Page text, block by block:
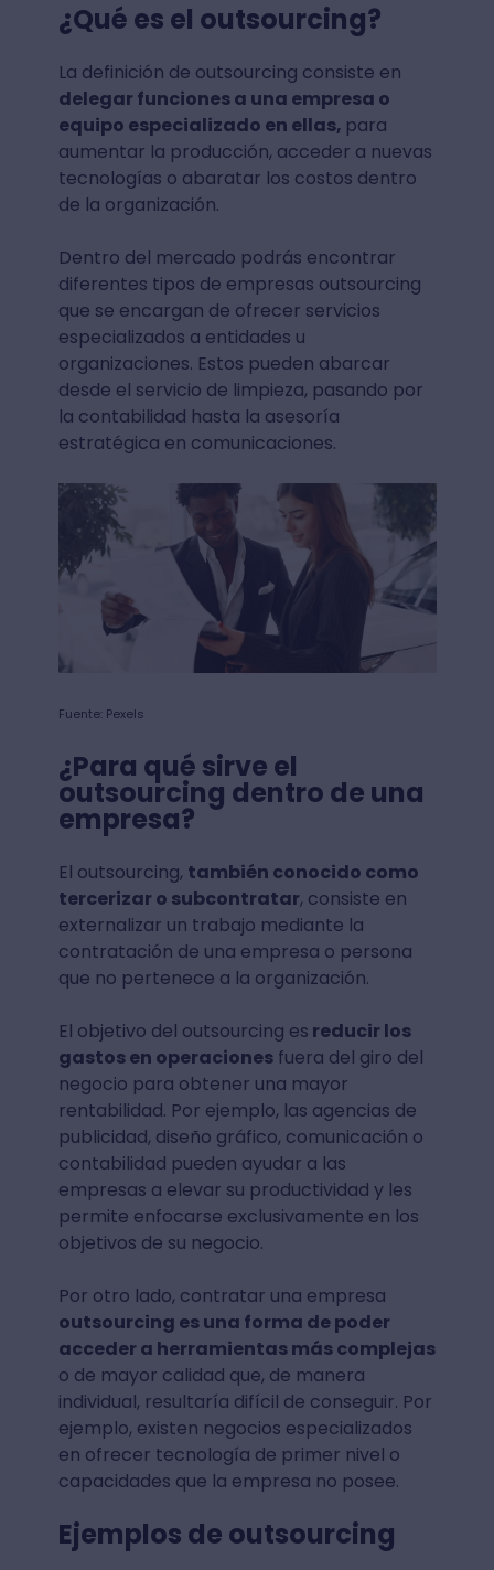
¿Qué es el outsourcing?
La definición de outsourcing consiste en
delegar funciones a una empresa o
equipo especializado en ellas, para
aumentar la producción, acceder a nuevas
tecnologías o abaratar los costos dentro
de la organización.
Dentro del mercado podrás encontrar
diferentes tipos de empresas outsourcing
que se encargan de ofrecer servicios
especializados a entidades u
organizaciones. Estos pueden abarcar
desde el servicio de limpieza, pasando por
la contabilidad hasta la asesoría
estratégica en comunicaciones.
Fuente: Pexels
¿Para qué sirve el
outsourcing dentro de una
empresa?
El outsourcing, también conocido como
tercerizar o subcontratar, consiste en
externalizar un trabajo mediante la
contratación de una empresa o persona
que no pertenece a la organización.
El objetivo del outsourcing es reducir los
gastos en operacionesfuera del giro del
negocio para obtener una mayor
rentabilidad. Por ejemplo, las agencias de
publicidad, diseño gráfico, comunicación o
contabilidad pueden ayudar a las
empresas a elevar su productividad y les
permite enfocarse exclusivamente en los
objetivos de su negocio.
Por otro lado, contratar una empresa
outsourcing es una forma de poder
acceder a herramientas más complejas
o de mayor calidad que, de manera
individual, resultaría difícil de conseguir. Por
ejemplo, existen negocios especializados
en ofrecer tecnología de primer nivel o
capacidades que la empresa no posee.
Ejemplos de outsourcing